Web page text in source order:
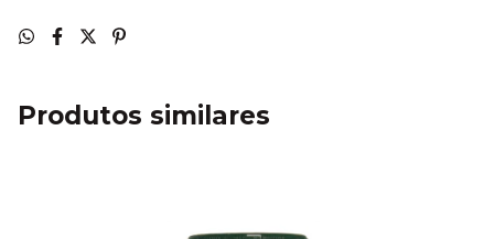
Produtos similares